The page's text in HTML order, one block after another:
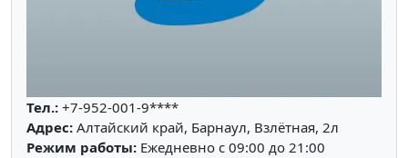
Тел.: +7-952-001-9****
Адрес: Алтайский край, Барнаул, Взлётная, 2л
Режим работы: Ежедневно с 09:00 до 21:00